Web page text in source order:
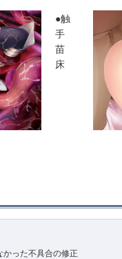
●触
手
苗
床
った不具合の修正